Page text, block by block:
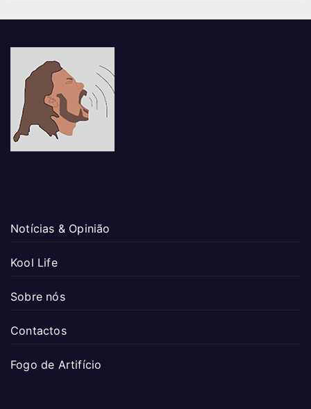
Notícias & Opinião
Kool Life
Sobre nós
Contactos
Fogo de Artifício